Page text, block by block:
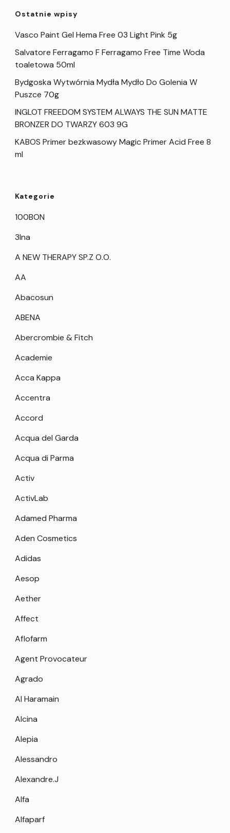
Ostatnie wpisy
Vasco Paint Gel Hema Free 03 Light Pink 5g
Salvatore Ferragamo F Ferragamo Free Time Woda
toaletowa 50ml
Bydgoska Wytwórnia Mydła Mydło Do Golenia W
Puszce 70g
INGLOT FREEDOM SYSTEM ALWAYS THE SUN MATTE
BRONZER DO TWARZY 603 9G
KABOS Primer bezkwasowy Magic Primer Acid Free 8
ml
Kategorie
100BON
3Ina
A NEW THERAPY SP.Z O.O.
AA
Abacosun
ABENA
Abercrombie & Fitch
Academie
Acca Kappa
Accentra
Accord
Acqua del Garda
Acqua di Parma
Activ
ActivLab
Adamed Pharma
Aden Cosmetics
Adidas
Aesop
Aether
Affect
Aflofarm
Agent Provocateur
Agrado
Al Haramain
Alcina
Alepia
Alessandro
Alexandre.J
Alfa
Alfaparf